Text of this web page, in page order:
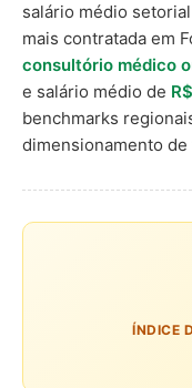
salário médio
mais contratada em
consultório médico
e salário médio de
benchmarks
dimensionamento
ÍNDICE